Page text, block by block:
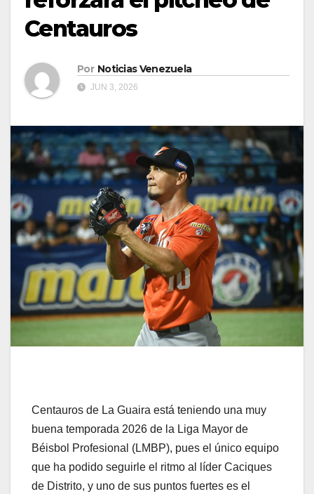
Centauros
Por Noticias Venezuela
JUN 3, 2026
Centauros de La Guaira está teniendo una muy
buena temporada 2026 de la Liga Mayor de
Béisbol Profesional (LMBP), pues el único equipo
que ha podido seguirle el ritmo al líder Caciques
de Distrito, y uno de sus puntos fuertes es el